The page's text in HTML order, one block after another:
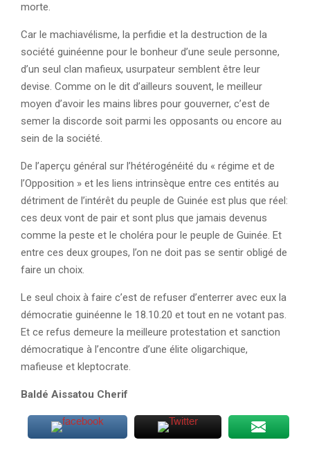
morte.
Car le machiavélisme, la perfidie et la destruction de la
société guinéenne pour le bonheur d’une seule personne,
d’un seul clan mafieux, usurpateur semblent être leur
devise. Comme on le dit d’ailleurs souvent, le meilleur
moyen d’avoir les mains libres pour gouverner, c’est de
semer la discorde soit parmi les opposants ou encore au
sein de la société.
De l’aperçu général sur l’hétérogénéité du « régime et de
l’Opposition » et les liens intrinsèque entre ces entités au
détriment de l’intérêt du peuple de Guinée est plus que réel:
ces deux vont de pair et sont plus que jamais devenus
comme la peste et le choléra pour le peuple de Guinée. Et
entre ces deux groupes, l’on ne doit pas se sentir obligé de
faire un choix.
Le seul choix à faire c’est de refuser d’enterrer avec eux la
démocratie guinéenne le 18.10.20 et tout en ne votant pas.
Et ce refus demeure la meilleure protestation et sanction
démocratique à l’encontre d’une élite oligarchique,
mafieuse et kleptocrate.
Baldé Aissatou Cherif